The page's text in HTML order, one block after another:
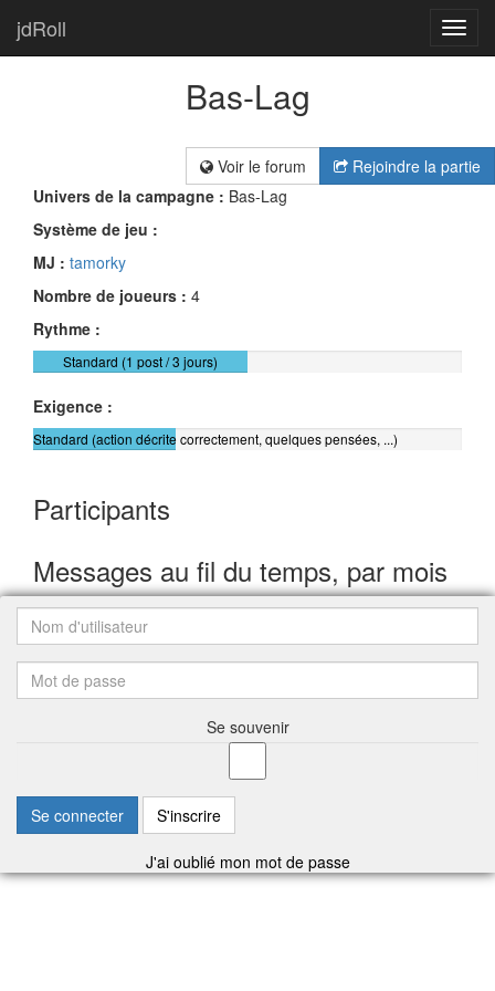
jdRoll
Bas-Lag
Voir le forum
Rejoindre la partie
Univers de la campagne : Bas-Lag
Système de jeu :
MJ : tamorky
Nombre de joueurs : 4
Rythme :
Standard (1 post / 3 jours)
Exigence :
Standard (action décrite correctement, quelques pensées, ...)
Participants
Messages au fil du temps, par mois
Se souvenir
Se connecter S'inscrire
J'ai oublié mon mot de passe